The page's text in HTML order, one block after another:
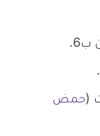
حمض